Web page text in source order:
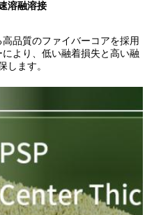
溶融溶接
品質のファイバーコアを採用
より、低い融着損失と高い融
します。